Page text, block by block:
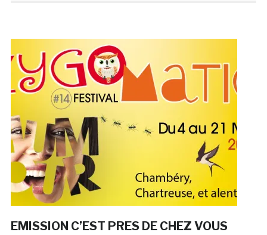
EMISSION C’EST PRES DE CHEZ VOUS